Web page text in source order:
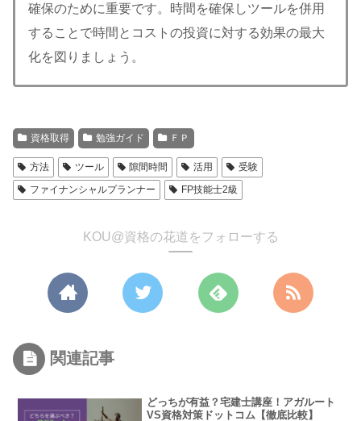
確保のために重要です。時間を確保しツールを併用
することで時間とコストの投資に対する効果の最大
化を図りましょう。
資格取得 勉強ガイド ＦＰ
方法 ツール 隙間時間 活用
受験
ファイナンシャルプランナー
FP技能士2級
KOU@資格の花道をフォローする
関連記事
どっちが有益？宅建士講座！アガルート
VS資格対策ドットコム【徹底比較】